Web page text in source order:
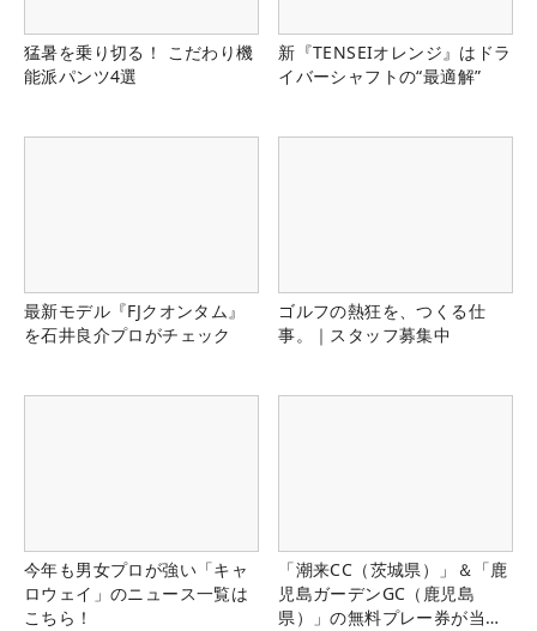
猛暑を乗り切る！ こだわり機
能派パンツ4選
新『TENSEIオレンジ』はドラ
イバーシャフトの“最適解”
最新モデル『FJクオンタム』
を石井良介プロがチェック
ゴルフの熱狂を、つくる仕
事。｜スタッフ募集中
今年も男女プロが強い「キャ
ロウェイ」のニュース一覧は
こちら！
「潮来CC（茨城県）」＆「鹿
児島ガーデンGC（鹿児島
県）」の無料プレー券が当た